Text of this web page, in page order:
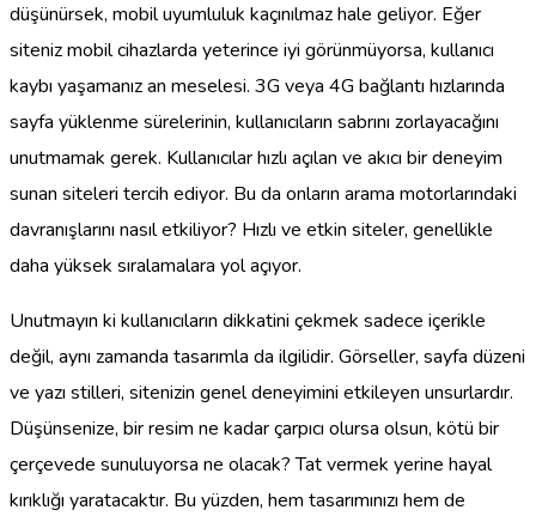
düşünürsek, mobil uyumluluk kaçınılmaz hale geliyor. Eğer
siteniz mobil cihazlarda yeterince iyi görünmüyorsa, kullanıcı
kaybı yaşamanız an meselesi. 3G veya 4G bağlantı hızlarında
sayfa yüklenme sürelerinin, kullanıcıların sabrını zorlayacağını
unutmamak gerek. Kullanıcılar hızlı açılan ve akıcı bir deneyim
sunan siteleri tercih ediyor. Bu da onların arama motorlarındaki
davranışlarını nasıl etkiliyor? Hızlı ve etkin siteler, genellikle
daha yüksek sıralamalara yol açıyor.
Unutmayın ki kullanıcıların dikkatini çekmek sadece içerikle
değil, aynı zamanda tasarımla da ilgilidir. Görseller, sayfa düzeni
ve yazı stilleri, sitenizin genel deneyimini etkileyen unsurlardır.
Düşünsenize, bir resim ne kadar çarpıcı olursa olsun, kötü bir
çerçevede sunuluyorsa ne olacak? Tat vermek yerine hayal
kırıklığı yaratacaktır. Bu yüzden, hem tasarımınızı hem de